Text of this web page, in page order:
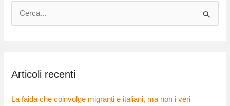
a
Articoli recenti
La faida che coinvolge migranti e italiani, ma non i veri